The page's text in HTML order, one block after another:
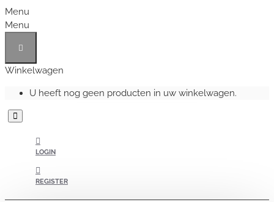
Menu
Menu
Winkelwagen
U heeft nog geen producten in uw winkelwagen.
LOGIN
REGISTER